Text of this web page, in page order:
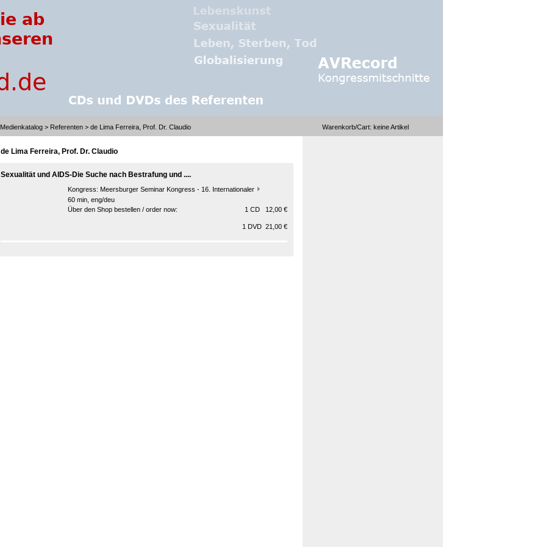
Medienkatalog > Referenten > de Lima Ferreira, Prof. Dr. Claudio Warenkorb/Cart: keineArtikel
de Lima Ferreira, Prof. Dr. Claudio
Sexualität und AIDS-Die Suche nach Bestrafung und ....
Kongress: Meersburger Seminar Kongress - 16. Internationaler
60 min, eng/deu
Über den Shop bestellen / order now:
1 CD 12,00 €
1 DVD 21,00 €